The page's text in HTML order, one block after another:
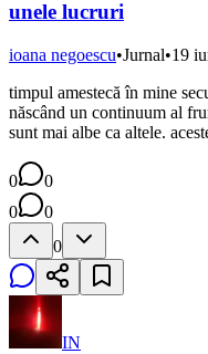
unele lucruri
ioana negoescu•Jurnal•19
timpul amestecă în mine
născând un continuum al
sunt mai albe ca altele.
0
0
0
0
0
IN